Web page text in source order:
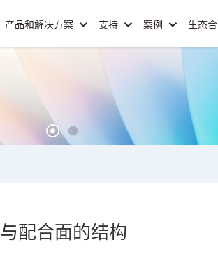
产品和解决方案 支持 案例 生态
配合面的结构